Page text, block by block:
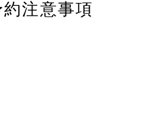
約注意事項